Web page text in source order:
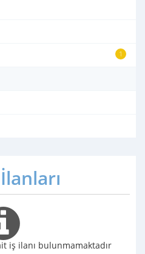
1
iş ilanı bulunmamaktadır